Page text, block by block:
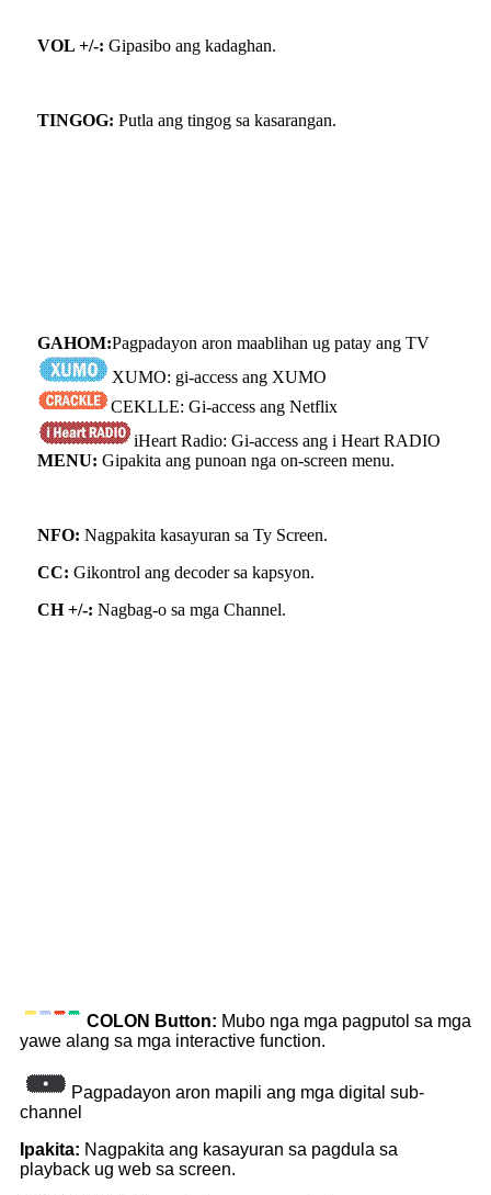
VOL +/-: Gipasibo ang kadaghan.
TINGOG: Putla ang tingog sa kasarangan.
GAHOM:Pagpadayon aron maablihan ug patay ang TV
XUMO: gi-access ang XUMO
CEKLLE: Gi-access ang Netflix
iHeart Radio: Gi-access ang i Heart RADIO
MENU: Gipakita ang punoan nga on-screen menu.
NFO: Nagpakita kasayuran sa Ty Screen.
CC: Gikontrol ang decoder sa kapsyon.
CH +/-: Nagbag-o sa mga Channel.
COLON Button: Mubo nga mga pagputol sa mga
yawe alang sa mga interactive function.
Pagpadayon aron mapili ang mga digital sub-
channel
Ipakita: Nagpakita ang kasayuran sa pagdula sa
playback ug web sa screen.